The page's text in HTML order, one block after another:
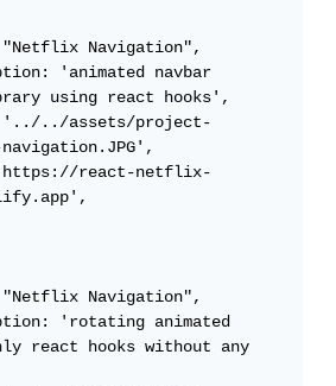
using react hooks',
react hooks without any